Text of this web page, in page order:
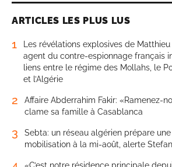
ARTICLES LES PLUS LUS
1
Les révélations explosives de
agent du contre-espionnage français
liens entre le régime des Mollahs, le
et l’Algérie
2
Affaire Abderrahim Fakir: «Ramenez-
clame sa famille à Casablanca
3
Sebta: un réseau algérien prépare
mobilisation à la mi-août, alerte
«C’est notre résidence principale